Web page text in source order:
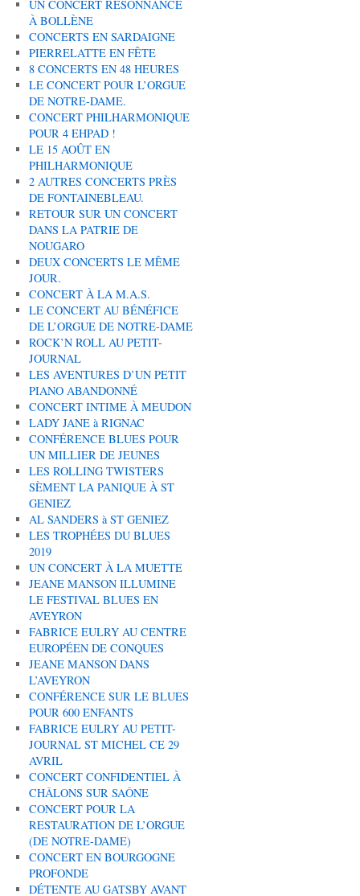
UN CONCERT RÉSONNANCE
À BOLLÈNE
CONCERTS EN SARDAIGNE
PIERRELATTE EN FÊTE
8 CONCERTS EN 48 HEURES
LE CONCERT POUR L’ORGUE
DE NOTRE-DAME.
CONCERT PHILHARMONIQUE
POUR 4 EHPAD !
LE 15 AOÛT EN
PHILHARMONIQUE
2 AUTRES CONCERTS PRÈS
DE FONTAINEBLEAU.
RETOUR SUR UN CONCERT
DANS LA PATRIE DE
NOUGARO
DEUX CONCERTS LE MÊME
JOUR.
CONCERT À LA M.A.S.
LE CONCERT AU BÉNÉFICE
DE L’ORGUE DE NOTRE-DAME
ROCK’N ROLL AU PETIT-
JOURNAL
LES AVENTURES D’UN PETIT
PIANO ABANDONNÉ
CONCERT INTIME À MEUDON
LADY JANE à RIGNAC
CONFÉRENCE BLUES POUR
UN MILLIER DE JEUNES
LES ROLLING TWISTERS
SÈMENT LA PANIQUE À ST
GENIEZ
AL SANDERS à ST GENIEZ
LES TROPHÉES DU BLUES
2019
UN CONCERT À LA MUETTE
JEANE MANSON ILLUMINE
LE FESTIVAL BLUES EN
AVEYRON
FABRICE EULRY AU CENTRE
EUROPÉEN DE CONQUES
JEANE MANSON DANS
L’AVEYRON
CONFÉRENCE SUR LE BLUES
POUR 600 ENFANTS
FABRICE EULRY AU PETIT-
JOURNAL ST MICHEL CE 29
AVRIL
CONCERT CONFIDENTIEL À
CHÂLONS SUR SAÔNE
CONCERT POUR LA
RESTAURATION DE L’ORGUE
(DE NOTRE-DAME)
CONCERT EN BOURGOGNE
PROFONDE
DÉTENTE AU GATSBY AVANT